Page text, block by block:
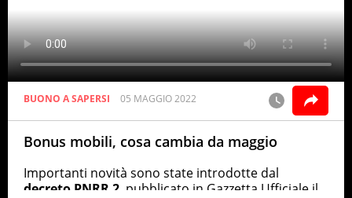
BUONO A SAPERSI 05 MAGGIO 2022
Bonus mobili, cosa cambia da maggio
Importanti novità sono state introdotte dal
decreto PNRR 2 , pubblicato in Gazzetta Ufficiale il